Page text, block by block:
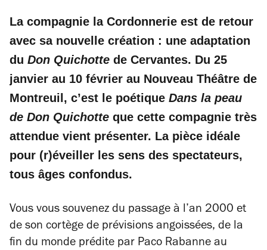
La compagnie la Cordonnerie est de retour
avec sa nouvelle création : une adaptation
du Don Quichotte de Cervantes. Du 25
janvier au 10 février au Nouveau Théâtre de
Montreuil, c’est le poétique Dans la peau
de Don Quichotte que cette compagnie très
attendue vient présenter. La pièce idéale
pour (r)éveiller les sens des spectateurs,
tous âges confondus.
Vous vous souvenez du passage à l’an 2000 et
de son cortège de prévisions angoissées, de la
fin du monde prédite par Paco Rabanne au